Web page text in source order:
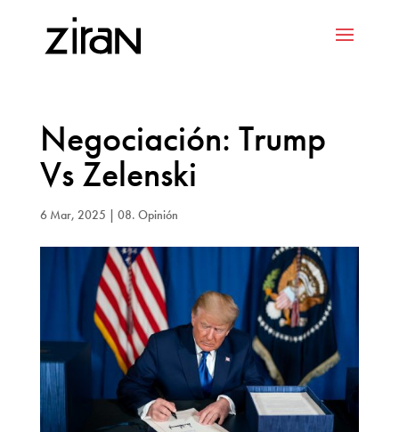
Negociación: Trump
Vs Zelenski
6 Mar, 2025 | 08. Opinión